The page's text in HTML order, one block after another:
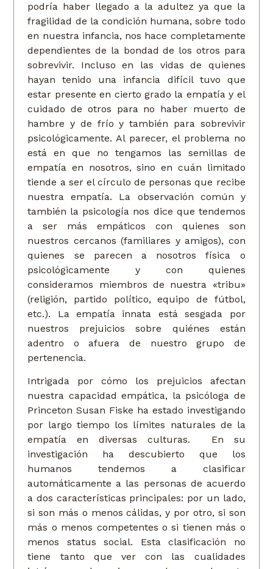
podría haber llegado a la adultez ya que la
fragilidad de la condición humana, sobre todo
en nuestra infancia, nos hace completamente
dependientes de la bondad de los otros para
sobrevivir. Incluso en las vidas de quienes
hayan tenido una infancia difícil tuvo que
estar presente en cierto grado la empatía y el
cuidado de otros para no haber muerto de
hambre y de frío y también para sobrevivir
psicológicamente. Al parecer, el problema no
está en que no tengamos las semillas de
empatía en nosotros, sino en cuán limitado
tiende a ser el círculo de personas que recibe
nuestra empatía. La observación común y
también la psicología nos dice que tendemos
a ser más empáticos con quienes son
nuestros cercanos (familiares y amigos), con
quienes se parecen a nosotros física o
psicológicamente y con quienes
consideramos miembros de nuestra «tribu»
(religión, partido político, equipo de fútbol,
etc.). La empatía innata está sesgada por
nuestros prejuicios sobre quiénes están
adentro o afuera de nuestro grupo de
pertenencia.
Intrigada por cómo los prejuicios afectan
nuestra capacidad empática, la psicóloga de
Princeton Susan Fiske ha estado investigando
por largo tiempo los límites naturales de la
empatía en diversas culturas. En su
investigación ha descubierto que los
humanos tendemos a clasificar
automáticamente a las personas de acuerdo
a dos características principales: por un lado,
si son más o menos cálidas, y por otro, si son
más o menos competentes o si tienen más o
menos status social. Esta clasificación no
tiene tanto que ver con las cualidades